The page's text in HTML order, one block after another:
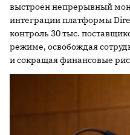
выстроен непрерывный
интеграции платформы
контроль 30 тыс.
режиме, освобождая
и сокращая финансовые